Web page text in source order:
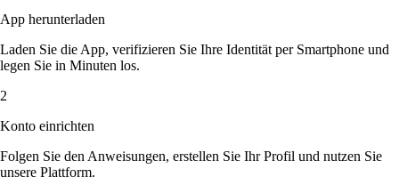
App herunterladen
Laden Sie die App, verifizieren Sie Ihre Identität per Smartphone und
legen Sie in Minuten los.
2
Konto einrichten
Folgen Sie den Anweisungen, erstellen Sie Ihr Profil und nutzen Sie
unsere Plattform.